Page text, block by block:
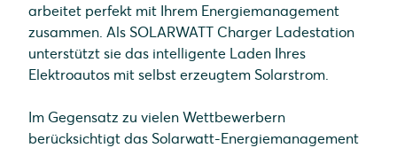
arbeitet perfekt mit Ihrem Energiemanagement
zusammen. Als SOLARWATT Charger Ladestation
unterstützt sie das intelligente Laden Ihres
Elektroautos mit selbst erzeugtem Solarstrom.
Im Gegensatz zu vielen Wettbewerbern
berücksichtigt das Solarwatt-Energiemanagement